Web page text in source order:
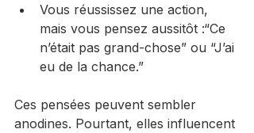
Vous réussissez une action,
mais vous pensez aussitôt :“Ce
n’était pas grand-chose” ou “J’ai
eu de la chance.”
Ces pensées peuvent sembler
anodines. Pourtant, elles influencent